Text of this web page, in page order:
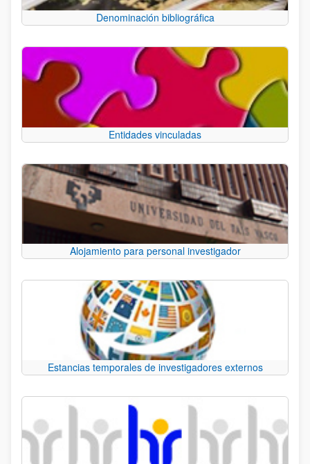
Denominación bibliográfica
Entidades vinculadas
Alojamiento para personal investigador
Estancias temporales de investigadores externos